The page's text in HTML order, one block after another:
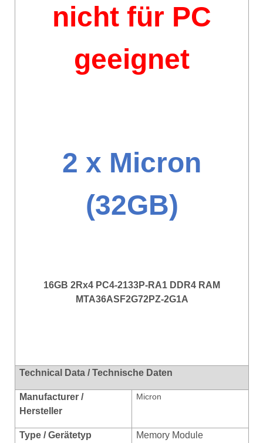
nicht für PC
geeignet
2 x Micron
(32GB)
16GB 2Rx4 PC4-2133P-RA1 DDR4 RAM
MTA36ASF2G72PZ-2G1A
Technical Data / Technische Daten
Manufacturer /
Hersteller
Micron
Type / Gerätetyp Memory Module